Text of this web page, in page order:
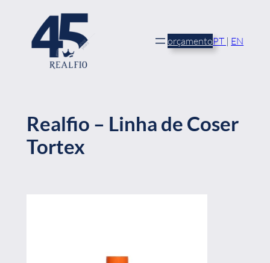
orçamentoPT | EN
Realfio – Linha de Coser
Tortex